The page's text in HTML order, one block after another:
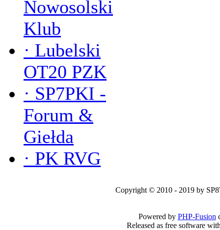
Nowosolski
Klub
· Lubelski
OT20 PZK
· SP7PKI -
Forum &
Giełda
· PK RVG
Copyright © 2010 - 2019 by
Powered by PHP-Fusion
Released as free software